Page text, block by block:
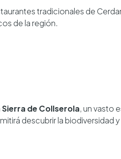
tradicionales de
de la región.
de Collserola, un vasto
descubrir la biodiversidad